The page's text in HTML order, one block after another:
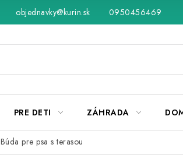
Hodnotenie obchodu Obchodné
objednavky@kurin.sk 0950456469
PRE DETI ZÁHRADA
Búda pre psa s terasou